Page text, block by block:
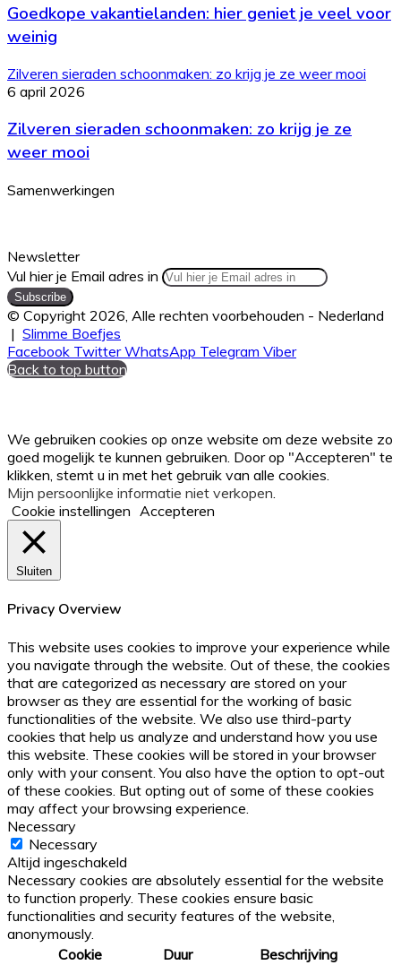
Goedkope vakantielanden: hier geniet je veel voor
weinig
Zilveren sieraden schoonmaken: zo krijg je ze weer mooi
6 april 2026
Zilveren sieraden schoonmaken: zo krijg je ze
weer mooi
Samenwerkingen
Newsletter
Vul hier je Email adres in
© Copyright 2026, Alle rechten voorbehouden - Nederland
| Slimme Boefjes
Facebook Twitter WhatsApp Telegram Viber
Back to top button
We gebruiken cookies op onze website om deze website zo
goed mogelijk te kunnen gebruiken. Door op "Accepteren" te
klikken, stemt u in met het gebruik van alle cookies.
Mijn persoonlijke informatie niet verkopen
Cookie instellingen Accepteren
Sluiten
Privacy Overview
This website uses cookies to improve your experience while
you navigate through the website. Out of these, the cookies
that are categorized as necessary are stored on your
browser as they are essential for the working of basic
functionalities of the website. We also use third-party
cookies that help us analyze and understand how you use
this website. These cookies will be stored in your browser
only with your consent. You also have the option to opt-out
of these cookies. But opting out of some of these cookies
may affect your browsing experience.
Necessary
Necessary
Altijd ingeschakeld
Necessary cookies are absolutely essential for the website
to function properly. These cookies ensure basic
functionalities and security features of the website,
anonymously.
Cookie
Duur Beschrijving